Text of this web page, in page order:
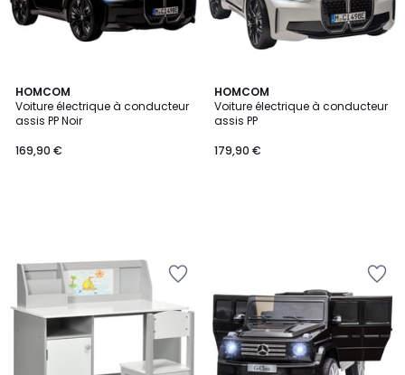
HOMCOM
Voiture électrique à conducteur
assis PP Noir
169,90 €
HOMCOM
Voiture électrique à conducteur
assis PP
179,90 €